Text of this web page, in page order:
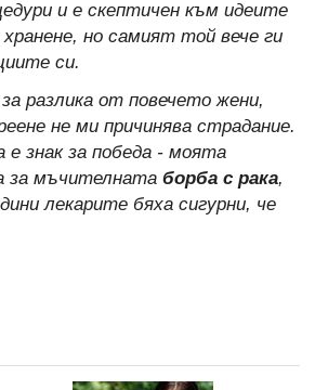
и е скептичен към идеите
но самият той вече ги
си.
разлика от повечето жени,
не ми причинява страдание.
е знак за победа - моята
за мъчителната борба с рака,
лекарите бяха сигурни, че